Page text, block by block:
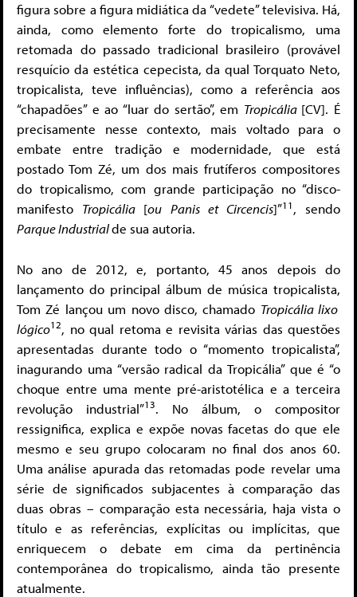
figura sobre a figura midiática da “vedete” televisiva. Há,
ainda, como elemento forte do tropicalismo, uma
retomada do passado tradicional brasileiro (provável
resquício da estética cepecista, da qual Torquato Neto,
tropicalista, teve influências), como a referência aos
“chapadões” e ao “luar do sertão”, em Tropicália [CV]. É
precisamente nesse contexto, mais voltado para o
embate entre tradição e modernidade, que está
postado Tom Zé, um dos mais frutíferos compositores
do tropicalismo, com grande participação no “disco-
manifesto Tropicália [ou Panis et Circencis]”11, sendo
Parque Industrialde sua autoria.
No ano de 2012, e, portanto, 45 anos depois do
lançamento do principal álbum de música tropicalista,
Tom Zé lançou um novo disco, chamado Tropicália lixo
lógico12, no qual retoma e revisita várias das questões
apresentadas durante todo o “momento tropicalista”,
inagurando uma “versão radical da Tropicália” que é “o
choque entre uma mente pré-aristotélica e a terceira
revolução industrial”13. No álbum, o compositor
ressignifica, explica e expõe novas facetas do que ele
mesmo e seu grupo colocaram no final dos anos 60.
Uma análise apurada das retomadas pode revelar uma
série de significados subjacentes à comparação das
duas obras – comparação esta necessária, haja vista o
título e as referências, explícitas ou implícitas, que
enriquecem o debate em cima da pertinência
contemporânea do tropicalismo, ainda tão presente
atualmente.